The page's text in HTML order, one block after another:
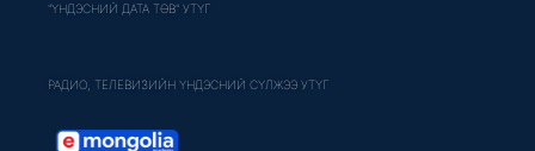
"ҮНДЭСНИЙ ДАТА ТӨВ" УТҮГ
РАДИО, ТЕЛЕВИЗИЙН ҮНДЭСНИЙ СҮЛЖЭЭ УТҮГ